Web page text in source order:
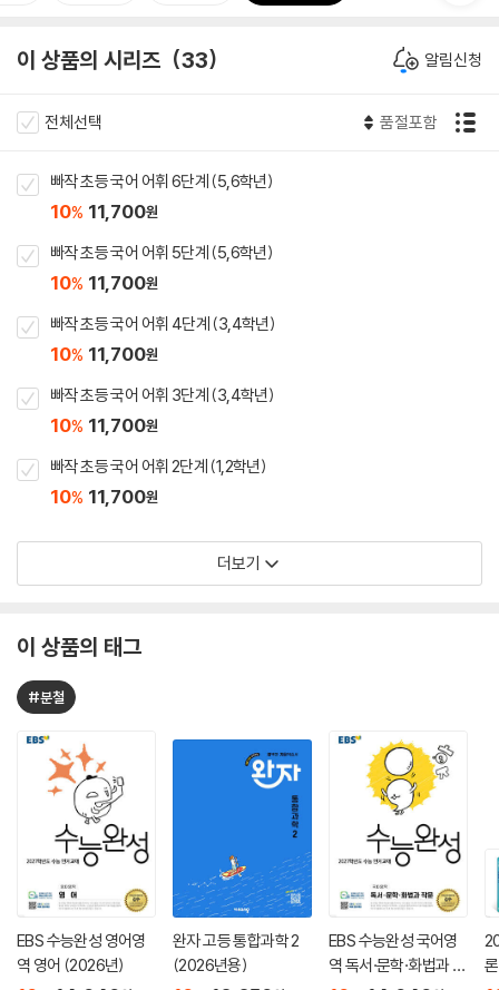
이 상품의 시리즈 33 알림신청
전체선택 품절포함
빠작 초등 국어 어휘 6단계 (5,6학년)
10% 11,700원
빠작 초등 국어 어휘 5단계 (5,6학년)
10% 11,700원
빠작 초등 국어 어휘 4단계 (3,4학년)
10% 11,700원
빠작 초등 국어 어휘 3단계 (3,4학년)
10% 11,700원
빠작 초등 국어 어휘 2단계 (1,2학년)
10% 11,700원
더보기
이 상품의 태그
#분철
EBS 수능완성 영어영
역 영어 (2026년)
완자 고등 통합과학 2
(2026년용)
EBS 수능완성 국어영
역 독서·문학·화법과 작